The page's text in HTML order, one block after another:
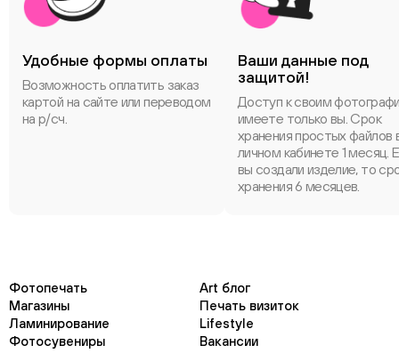
Удобные формы оплаты
Возможность оплатить заказ
картой на сайте или переводом
на р/сч.
Ваши данные под
защитой!
Доступ к своим
имеете только вы. Срок
хранения простых файлов
личном кабинете 1 месяц.
вы создали изделие, то
хранения 6 месяцев.
Фотопечать
Art блог
Магазины
Печать визиток
Ламинирование
Lifestyle
Фотосувениры
Вакансии